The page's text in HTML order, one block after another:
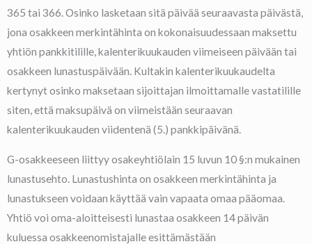
365 tai 366. Osinko lasketaan sitä päivää seuraavasta päivästä,
jona osakkeen merkintähinta on kokonaisuudessaan maksettu
yhtiön pankkitilille, kalenterikuukauden viimeiseen päivään tai
osakkeen lunastuspäivään. Kultakin kalenterikuukaudelta
kertynyt osinko maksetaan sijoittajan ilmoittamalle vastatilille
siten, että maksupäivä on viimeistään seuraavan
kalenterikuukauden viidentenä (5.) pankkipäivänä.
G-osakkeeseen liittyy osakeyhtiölain 15 luvun 10 §:n mukainen
lunastusehto. Lunastushinta on osakkeen merkintähinta ja
lunastukseen voidaan käyttää vain vapaata omaa pääomaa.
Yhtiö voi oma-aloitteisesti lunastaa osakkeen 14 päivän
kuluessa osakkeenomistajalle esittämästään